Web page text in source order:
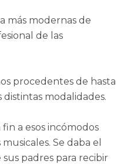
más modernas de
de las
procedentes de hasta
modalidades.
a esos incómodos
Se daba el
padres para recibir